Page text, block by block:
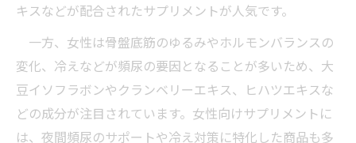
キスなどが配合されたサプリメントが人気です。
一方、女性は骨盤底筋のゆるみやホルモンバランスの
変化、冷えなどが頻尿の要因となることが多いため、大
豆イソフラボンやクランベリーエキス、ヒハツエキスな
どの成分が注目されています。女性向けサプリメントに
は、夜間頻尿のサポートや冷え対策に特化した商品も多